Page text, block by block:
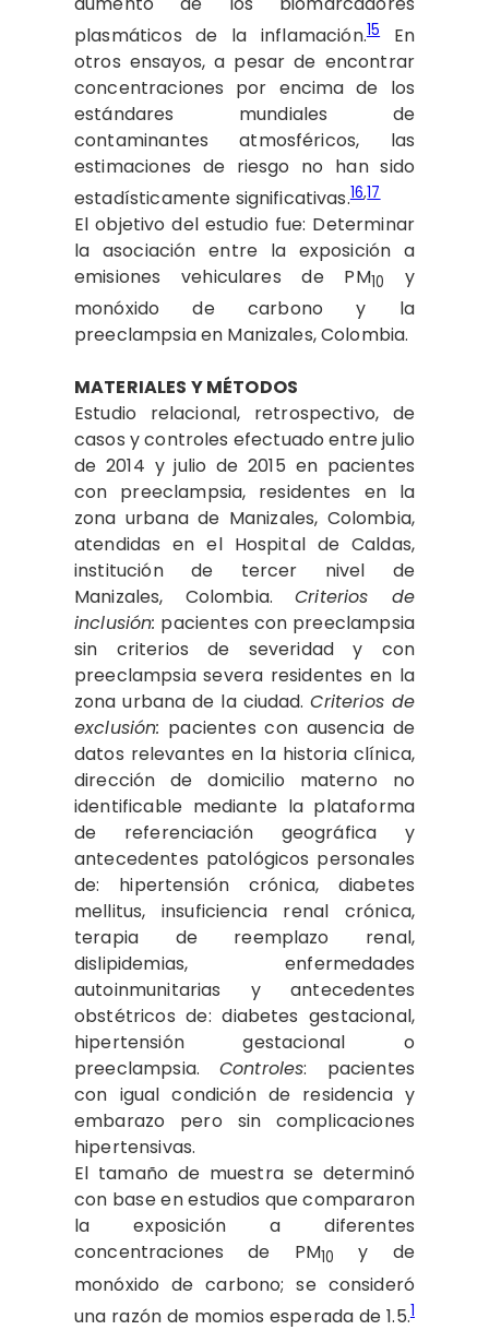
plasmáticos de la inflamación.15En
otros ensayos, a pesar de encontrar
concentraciones por encima de los
estándares mundiales de
contaminantes atmosféricos, las
estimaciones de riesgo no han sido
estadísticamente significativas.16,17
El objetivo del estudio fue: Determinar
la asociación entre la exposición a
emisiones vehiculares de PM10
y
monóxido de carbono y la
preeclampsia en Manizales, Colombia.
MATERIALES Y MÉTODOS
Estudio relacional, retrospectivo, de
casos y controles efectuado entre julio
de 2014 y julio de 2015 en pacientes
con preeclampsia, residentes en la
zona urbana de Manizales, Colombia,
atendidas en el Hospital de Caldas,
institución de tercer nivel de
Manizales, Colombia.Criterios de
inclusión: pacientes con preeclampsia
sin criterios de severidad y con
preeclampsia severa residentes en la
zona urbana de la ciudad.Criterios de
exclusión: pacientes con ausencia de
datos relevantes en la historia clínica,
dirección de domicilio materno no
identificable mediante la plataforma
de referenciación geográfica y
antecedentes patológicos personales
de: hipertensión crónica, diabetes
mellitus, insuficiencia renal crónica,
terapia de reemplazo renal,
dislipidemias, enfermedades
autoinmunitarias y antecedentes
obstétricos de: diabetes gestacional,
hipertensión gestacional o
preeclampsia.Controles: pacientes
con igual condición de residencia y
embarazo pero sin complicaciones
hipertensivas.
El tamaño de muestra se determinó
con base en estudios que compararon
la exposición a diferentes
concentraciones de PM10
y de
monóxido de carbono; se consideró
una razón de momios esperada de 1.5.1